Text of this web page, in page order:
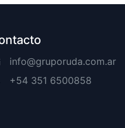
info@gruporuda.com.ar
+54 351 6500858